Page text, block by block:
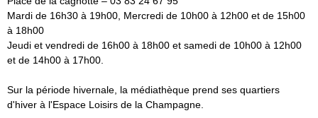
Mardi de 16h30 à 19h00, Mercredi de 10h00 à 12h00 et de 15h00
à 18h00
Jeudi et vendredi de 16h00 à 18h00 et samedi de 10h00 à 12h00
et de 14h00 à 17h00.
Sur la période hivernale, la médiathèque prend ses quartiers
d'hiver à l'Espace Loisirs de la Champagne.